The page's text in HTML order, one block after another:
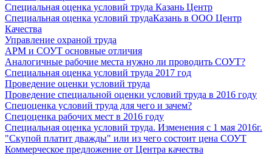
Специальная оценка условий труда Казань Центр
Специальная оценка условий трудаКазань в ООО Центр
Качества
Управление охраной труда
АРМ и СОУТ основные отличия
Аналогичные рабочие места нужно ли проводить СОУТ?
Специальная оценка условий труда 2017 год
Проведение оценки условий труда
Проведение специальной оценки условий труда в 2016 году
Спецоценка условий труда для чего и зачем?
Спецоценка рабочих мест в 2016 году
Специальная оценка условий труда. Изменения с 1 мая 2016г.
"Скупой платит дважды" или из чего состоит цена СОУТ
Коммерческое предложение от Центра качества